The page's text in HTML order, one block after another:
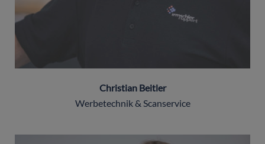
Christian Beitler
Werbetechnik & Scanservice